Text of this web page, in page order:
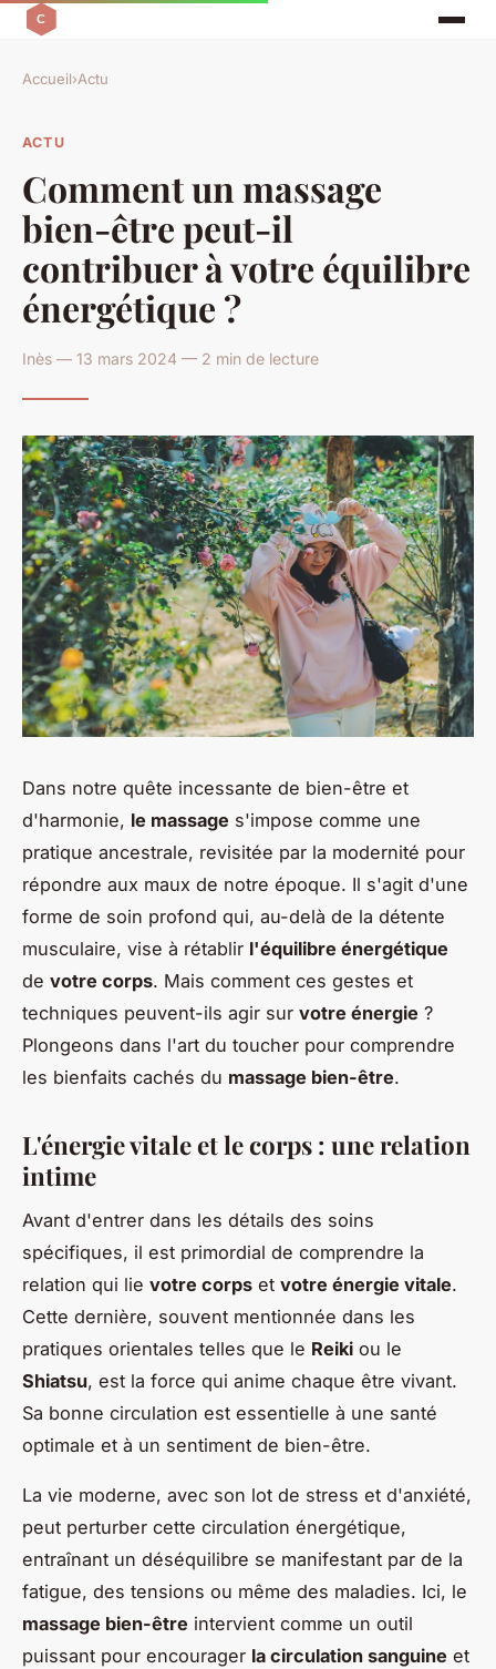
Accueil›Actu
ACTU
Comment un massage
bien-être peut-il
contribuer à votre équilibre
énergétique ?
Inès — 13 mars 2024 — 2 min de lecture
Dans notre quête incessante de bien-être et
d'harmonie, le massage s'impose comme une
pratique ancestrale, revisitée par la modernité pour
répondre aux maux de notre époque. Il s'agit d'une
forme de soin profond qui, au-delà de la détente
musculaire, vise à rétablir l'équilibre énergétique
de votre corps. Mais comment ces gestes et
techniques peuvent-ils agir sur votre énergie ?
Plongeons dans l'art du toucher pour comprendre
les bienfaits cachés du massage bien-être.
L'énergie vitale et le corps : une relation
intime
Avant d'entrer dans les détails des soins
spécifiques, il est primordial de comprendre la
relation qui lie votre corps et votre énergie vitale.
Cette dernière, souvent mentionnée dans les
pratiques orientales telles que le Reiki ou le
Shiatsu, est la force qui anime chaque être vivant.
Sa bonne circulation est essentielle à une santé
optimale et à un sentiment de bien-être.
La vie moderne, avec son lot de stress et d'anxiété,
peut perturber cette circulation énergétique,
entraînant un déséquilibre se manifestant par de la
fatigue, des tensions ou même des maladies. Ici, le
massage bien-être intervient comme un outil
puissant pour encourager la circulation sanguine et